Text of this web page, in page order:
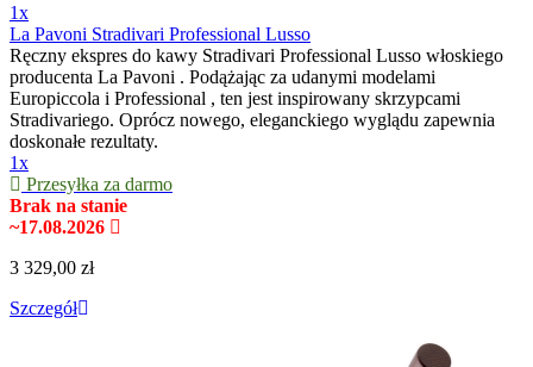
1x
La Pavoni Stradivari Professional Lusso
Ręczny ekspres do kawy Stradivari Professional Lusso włoskiego
producenta La Pavoni . Podążając za udanymi modelami
Europiccola i Professional , ten jest inspirowany skrzypcami
Stradivariego. Oprócz nowego, eleganckiego wyglądu zapewnia
doskonałe rezultaty.
1x
Przesyłka za darmo
Brak na stanie
~17.08.2026
3 329,00 zł
Szczegół